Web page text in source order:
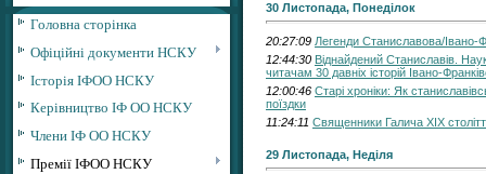
Головна сторінка
Офіційні документи НСКУ
Історія ІФОО НСКУ
Керівництво ІФ ОО НСКУ
Члени ІФ ОО НСКУ
Премії ІФОО НСКУ
30 Листопада, Понеділок
20:27:09 Легенди Станиславова/Івано-
12:44:30 Віднайдений Станиславів.
читачам 30 давніх історій Івано-
12:00:46 Старі хроніки: Як
поїздки
11:24:11 Священники Галича ХІХ
29 Листопада, Неділя